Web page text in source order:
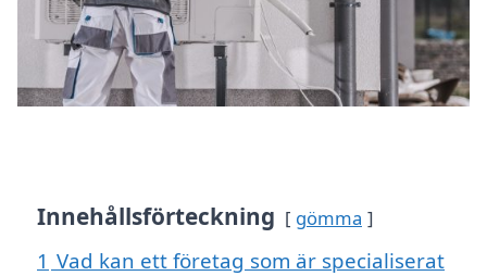
Innehållsförteckning gömma
1 Vad kan ett företag som är specialiserat